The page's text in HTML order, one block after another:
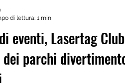
eventi, Lasertag Club
di lettura: 1 min